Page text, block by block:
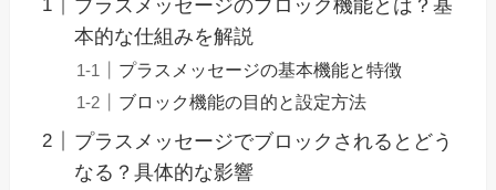
プラスメッセージのブロック機能とは？基
本的な仕組みを解説
プラスメッセージの基本機能と特徴
ブロック機能の目的と設定方法
プラスメッセージでブロックされるとどう
なる？具体的な影響